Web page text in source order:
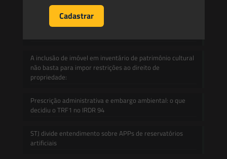
Mudanças climáticas, risco operacional e a relevância do
A inclusão de imóvel em inventário de patrimônio cultural
não basta para impor restrições ao direito de
propriedade:
Prescrição administrativa e embargo ambiental: o que
decidiu o TRF1 no IRDR 94
STJ divide entendimento sobre APPs de reservatórios
artificiais